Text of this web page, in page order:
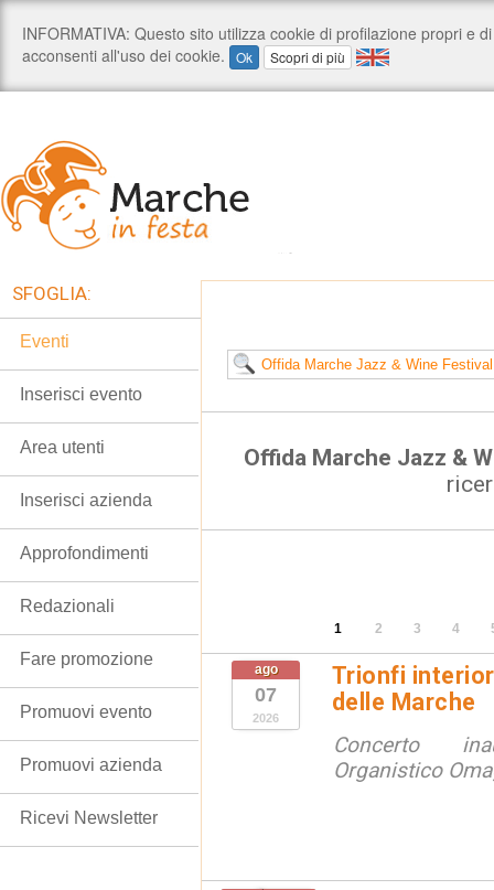
Offida Marche Jazz &
1 2 3 4
ago
07
2026
Trionfi
delle Marche
Concerto
Organistico
SFOGLIA:
Eventi
Inserisci evento
Area utenti
Inserisci azienda
Approfondimenti
Redazionali
Fare promozione
Promuovi evento
Promuovi azienda
Ricevi Newsletter